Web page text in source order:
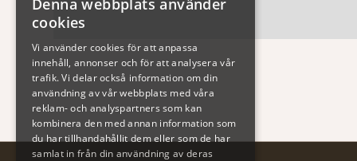
Denna webbplats använder
cookies
Vi använder cookies för att anpassa
innehåll, annonser och för att analysera vår
trafik. Vi delar också information om din
användning av vår webbplats med våra
reklam- och analyspartners som kan
kombinera den med annan information som
du har tillhandahållit dem eller som de har
samlat in från din användning av deras